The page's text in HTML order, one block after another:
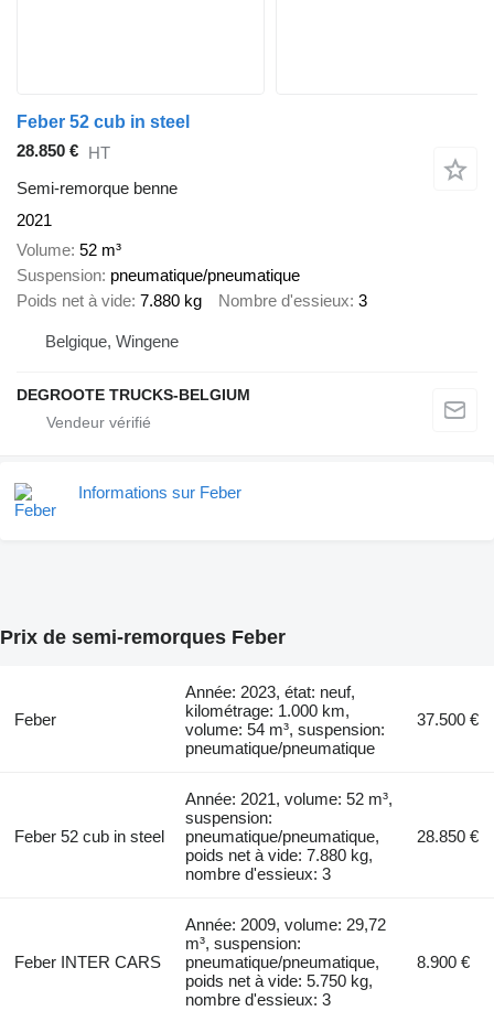
Feber 52 cub in steel
28.850 € HT
Semi-remorque benne
2021
Volume 52 m³
Suspension pneumatique/pneumatique
Poids net à vide 7.880 kg Nombre d'essieux 3
Belgique, Wingene
DEGROOTE TRUCKS-BELGIUM
Informations sur Feber
Prix de semi-remorques Feber
Feber
Année: 2023, état: neuf,
kilométrage: 1.000 km,
volume: 54 m³, suspension:
pneumatique/pneumatique
37.500 €
Feber 52 cub in steel
Année: 2021, volume: 52 m³,
suspension:
pneumatique/pneumatique,
poids net à vide: 7.880 kg,
nombre d'essieux: 3
28.850 €
Feber INTER CARS
Année: 2009, volume: 29,72
m³, suspension:
pneumatique/pneumatique,
poids net à vide: 5.750 kg,
nombre d'essieux: 3
8.900 €